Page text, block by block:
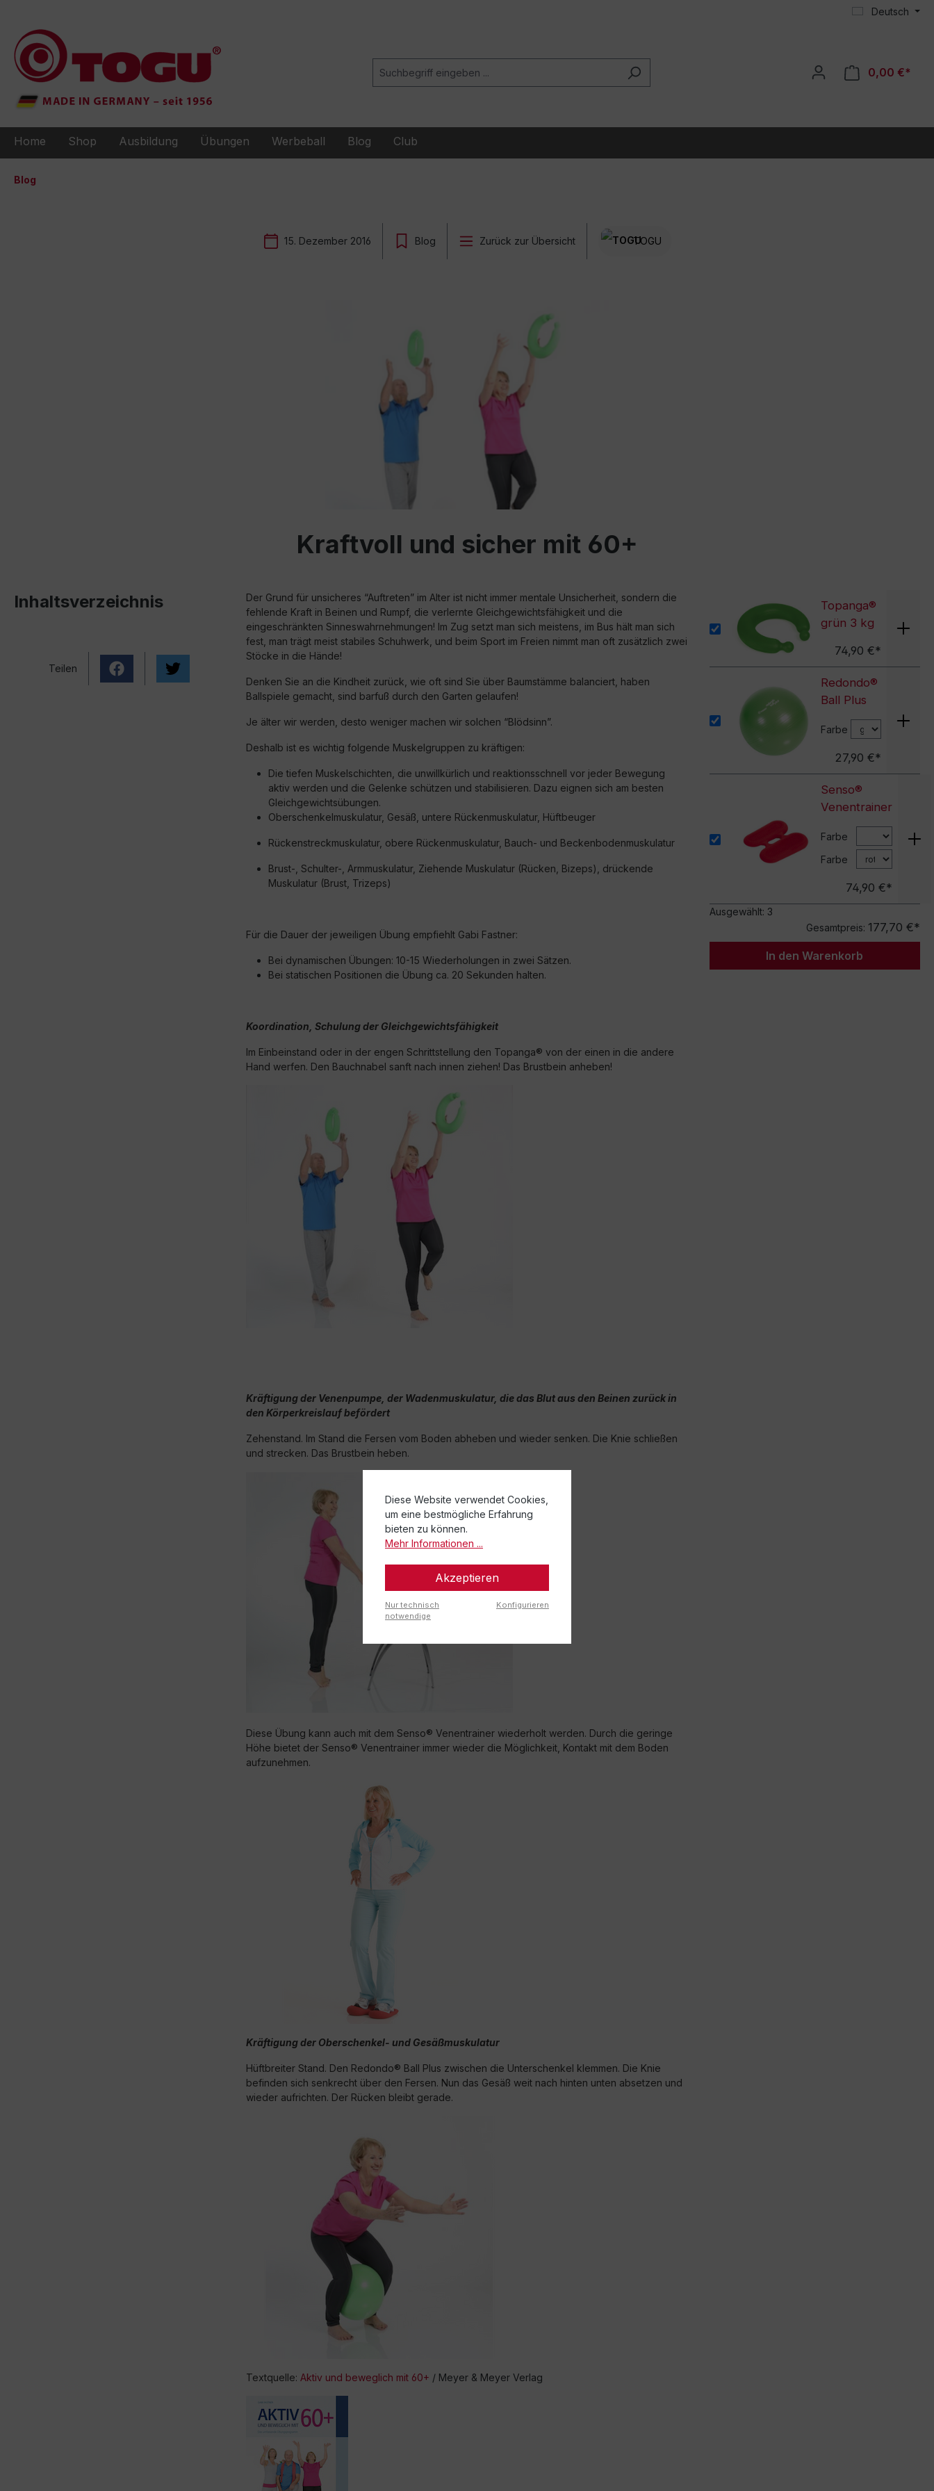
Deutsch
0,00 €*
Home Shop Ausbildung Übungen Werbeball Blog Club
Blog
15. Dezember 2016 Blog Zurück zur Übersicht TOGU
Kraftvoll und sicher mit 60+
Inhaltsverzeichnis
Teilen
Der Grund für unsicheres “Auftreten” im Alter ist nicht immer mentale Unsicherheit, sondern die
fehlende Kraft in Beinen und Rumpf, die verlernte Gleichgewichtsfähigkeit und die
eingeschränkten Sinneswahrnehmungen! Im Zug setzt man sich meistens, im Bus hält man sich
fest, man trägt meist stabiles Schuhwerk, und beim Sport im Freien nimmt man oft zusätzlich zwei
Stöcke in die Hände!
Denken Sie an die Kindheit zurück, wie oft sind Sie über Baumstämme balanciert, haben
Ballspiele gemacht, sind barfuß durch den Garten gelaufen!
Je älter wir werden, desto weniger machen wir solchen “Blödsinn”.
Deshalb ist es wichtig folgende Muskelgruppen zu kräftigen:
Die tiefen Muskelschichten, die unwillkürlich und reaktionsschnell vor jeder Bewegung
aktiv werden und die Gelenke schützen und stabilisieren. Dazu eignen sich am besten
Gleichgewichtsübungen.
Oberschenkelmuskulatur, Gesäß, untere Rückenmuskulatur, Hüftbeuger
Rückenstreckmuskulatur, obere Rückenmuskulatur, Bauch- und Beckenbodenmuskulatur
Brust-, Schulter-, Armmuskulatur, Ziehende Muskulatur (Rücken, Bizeps), drückende
Muskulatur (Brust, Trizeps)
Für die Dauer der jeweiligen Übung empfiehlt Gabi Fastner:
Bei dynamischen Übungen: 10-15 Wiederholungen in zwei Sätzen.
Bei statischen Positionen die Übung ca. 20 Sekunden halten.
Koordination, Schulung der Gleichgewichtsfähigkeit
Im Einbeinstand oder in der engen Schrittstellung den Topanga® von der einen in die andere
Hand werfen. Den Bauchnabel sanft nach innen ziehen! Das Brustbein anheben!
Kräftigung der Venenpumpe, der Wadenmuskulatur, die das Blut aus den Beinen zurück in
den Körperkreislauf befördert
Zehenstand. Im Stand die Fersen vom Boden abheben und wieder senken. Die Knie schließen
und strecken. Das Brustbein heben.
Diese Übung kann auch mit dem Senso® Venentrainer wiederholt werden. Durch die geringe
Höhe bietet der Senso® Venentrainer immer wieder die Möglichkeit, Kontakt mit dem Boden
aufzunehmen.
Kräftigung der Oberschenkel- und Gesäßmuskulatur
Hüftbreiter Stand. Den Redondo® Ball Plus zwischen die Unterschenkel klemmen. Die Knie
befinden sich senkrecht über den Fersen. Nun das Gesäß weit nach hinten unten absetzen und
wieder aufrichten. Der Rücken bleibt gerade.
Textquelle: Aktiv und beweglich mit 60+ / Meyer & Meyer Verlag
Topanga®
grün 3 kg
74,90 €*
Redondo®
Ball Plus
Farbe
27,90 €*
Senso®
Venentrainer
Farbe
Farbe
74,90 €*
Ausgewählt: 3
Gesamtpreis: 177,70 €*
In den Warenkorb
Diese Website verwendet Cookies,
um eine bestmögliche Erfahrung
bieten zu können.
Mehr Informationen ...
Akzeptieren
Nur technisch
notwendige
Konfigurieren